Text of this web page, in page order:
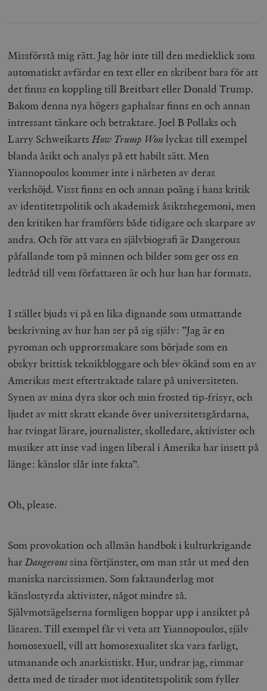
Missförstå mig rätt. Jag hör inte till den medieklick som
automatiskt avfärdar en text eller en skribent bara för att
det finns en koppling till Breitbart eller Donald Trump.
Bakom denna nya högers gaphalsar finns en och annan
intressant tänkare och betraktare. Joel B Pollaks och
Larry SchweikartsHow Trump Wonlyckas till exempel
blanda åsikt och analys på ett habilt sätt. Men
Yiannopoulos kommer inte i närheten av deras
verkshöjd. Visst finns en och annan poäng i hans kritik
av identitetspolitik och akademisk åsiktshegemoni, men
den kritiken har framförts både tidigare och skarpare av
andra. Och för att vara en självbiografi är Dangerous
påfallande tom på minnen och bilder som ger oss en
ledtråd till vem författaren är och hur han har formats.
I stället bjuds vi på en lika dignande som utmattande
beskrivning av hur han ser på sig själv: ”Jag är en
pyroman och upprorsmakare som började som en
obskyr brittisk teknikbloggare och blev ökänd som en av
Amerikas mest eftertraktade talare på universiteten.
Synen av mina dyra skor och min frosted tip-frisyr, och
ljudet av mitt skratt ekande över universitetsgårdarna,
har tvingat lärare, journalister, skolledare, aktivister och
musiker att inse vad ingen liberal i Amerika har insett på
länge: känslor slår inte fakta”.
Oh, please.
Som provokation och allmän handbok i kulturkrigande
harDangerous sina förtjänster, om man står ut med den
maniska narcissismen. Som faktaunderlag mot
känslostyrda aktivister, något mindre så.
Självmotsägelserna formligen hoppar upp i ansiktet på
läsaren. Till exempel får vi veta att Yiannopoulos, själv
homosexuell, vill att homosexualitet ska vara farligt,
utmanande och anarkistiskt. Hur, undrar jag, rimmar
detta med de tirader mot identitetspolitik som fyller